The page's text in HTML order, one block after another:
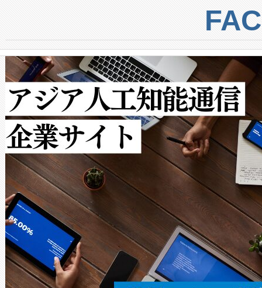
centers. Voltaiqは、ai&のAI
からシステム統合、試運転、
クルの各段階のデータを監視
[…]
トに対して約600メートルに
では、反射率10％のターゲッ
で向上し、最大検知距離は
ットだけで最大1キロメート
ルの変電所周囲を監視でき、
作業と点群処理を簡素化でき
Avia 2は、2種類のFOVオプシ
× 80°のノーマルモード、長
ードを切り替えて使用するこ
ることなく、単一のデバイス
うにします。遠距離まで届く
密度なスキャ